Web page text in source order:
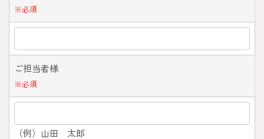
※必須
ご担当者様
※必須
（例）山田 太郎